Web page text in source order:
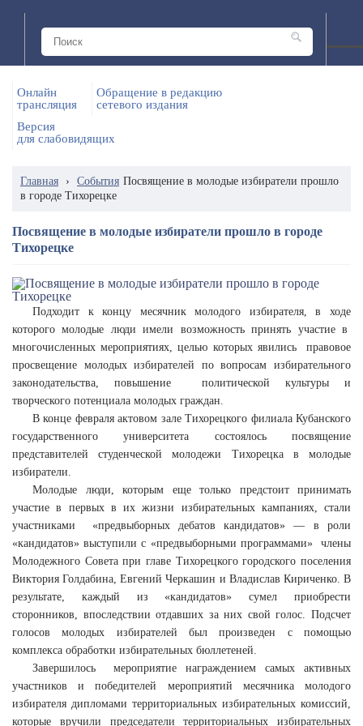
Онлайн
трансляция
Обращение в редакцию
сетевого издания
Версия
для слабовидящих
Главная › События Посвящение в молодые избиратели прошло
в городе Тихорецке
Посвящение в молодые избиратели прошло в городе
Тихорецке
Подходит к концу месячник молодого избирателя, в ходе
которого молодые люди имели возможность принять участие в
многочисленных мероприятиях, целью которых явились правовое
просвещение молодых избирателей по вопросам избирательного
законодательства, повышение политической культуры и
творческого потенциала молодых граждан.
В конце февраля актовом зале Тихорецкого филиала Кубанского
государственного университета состоялось посвящение
представителей студенческой молодежи Тихорецка в молодые
избиратели.
Молодые люди, которым еще только предстоит принимать
участие в первых в их жизни избирательных кампаниях, стали
участниками «предвыборных дебатов кандидатов» — в роли
«кандидатов» выступили с «предвыборными программами» члены
Молодежного Совета при главе Тихорецкого городского поселения
Виктория Голдабина, Евгений Черкашин и Владислав Кириченко. В
результате, каждый из «кандидатов» сумел приобрести
сторонников, впоследствии отдавших за них свой голос. Подсчет
голосов молодых избирателей был произведен с помощью
комплекса обработки избирательных бюллетеней.
Завершилось мероприятие награждением самых активных
участников и победителей мероприятий месячника молодого
избирателя дипломами территориальных избирательных комиссий,
которые вручили председатели территориальных избирательных